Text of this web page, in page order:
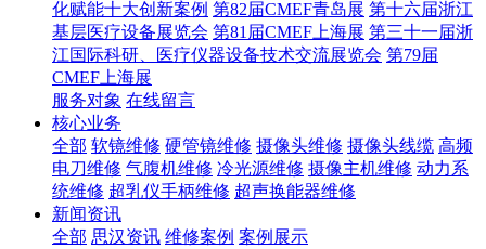
化赋能十大创新案例 第82届CMEF青岛展 第十六届浙江
基层医疗设备展览会 第81届CMEF上海展 第三十一届浙
江国际科研、医疗仪器设备技术交流展览会 第79届
CMEF上海展
服务对象 在线留言
核心业务
全部 软镜维修 硬管镜维修 摄像头维修 摄像头线缆 高频
电刀维修 气腹机维修 冷光源维修 摄像主机维修 动力系
统维修 超乳仪手柄维修 超声换能器维修
新闻资讯
全部 思汉资讯 维修案例 案例展示